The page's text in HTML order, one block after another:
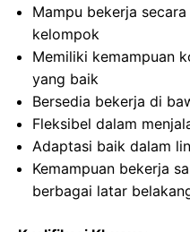
Mampu bekerja
kelompok
Memiliki kemampuan
yang baik
Bersedia bekerja di
Fleksibel dalam
Adaptasi baik dalam
Kemampuan bekerja
berbagai latar